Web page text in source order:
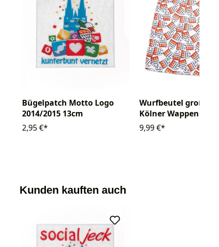
Bügelpatch Motto Logo
2014/2015 13cm
2,95 €*
Wurfbeutel groß mit
Kölner Wappen
9,99 €*
Kunden kauften auch